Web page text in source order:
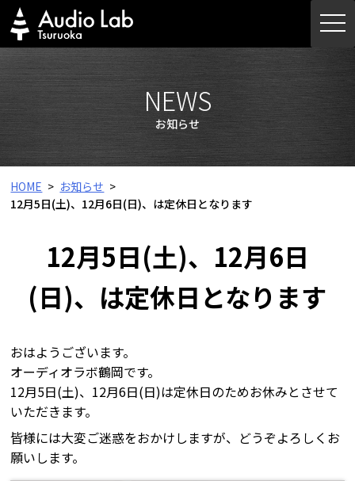
Skip
to
content
NEWS
お知らせ
HOME
お知らせ
12月5日(土)、12月6日(日)、は定休日となります
12月5日(土)、12月6日
(日)、は定休日となります
おはようございます。
オーディオラボ鶴岡です。
12月5日(土)、12月6日(日)は定休日のためお休みとさせて
いただきます。
皆様には大変ご迷惑をおかけしますが、どうぞよろしくお
願いします。